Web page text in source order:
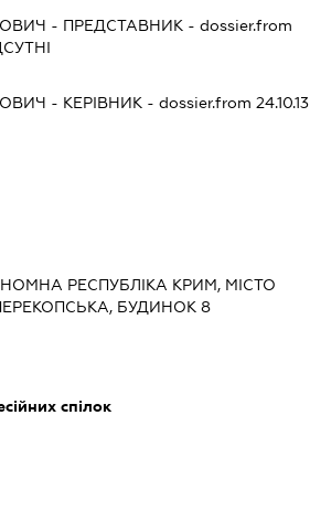
- ПРЕДСТАВНИК - dossier.from
- КЕРІВНИК - dossier.from 24.10.13
РЕСПУБЛІКА КРИМ, МІСТО
БУДИНОК 8
спілок